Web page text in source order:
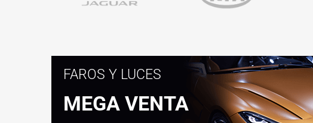
FAROS Y LUCES
MEGA VENTA